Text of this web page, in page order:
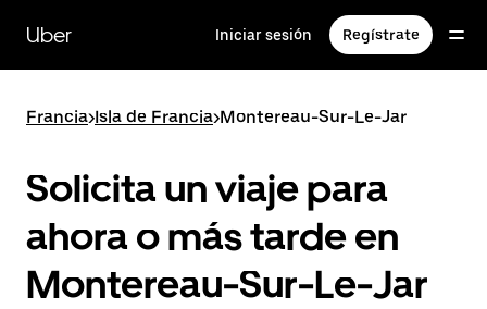
contenido
principal
Uber Iniciar sesión Regístrate
Francia>Isla de Francia>Montereau-Sur-Le-Jar
Solicita un viaje para
ahora o más tarde en
Montereau-Sur-Le-Jar